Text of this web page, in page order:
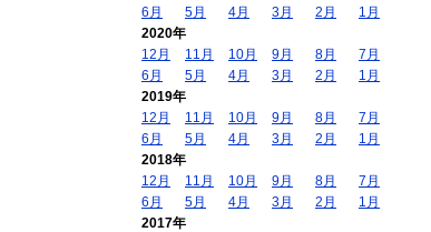
6月
5月 4月 3月 2月
1月
2020年
12月
11月 10月 9月 8月
7月
6月
5月 4月 3月 2月
1月
2019年
12月
11月 10月 9月 8月
7月
6月
5月 4月 3月 2月
1月
2018年
12月
11月 10月 9月 8月
7月
6月
5月 4月 3月 2月
1月
2017年